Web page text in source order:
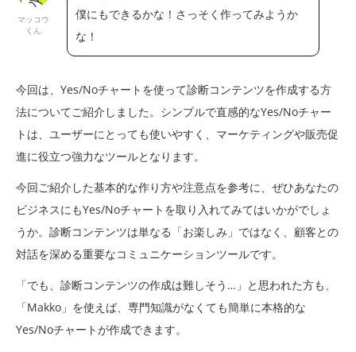
マッコウ
くん
僕にもできるかな！さっそく作ってみようか
な！
今回は、Yes/Noチャートを使って診断コンテンツを作成する方
法についてご紹介しました。シンプルで直感的なYes/Noチャー
トは、ユーザーにとっても使いやすく、マーケティングや販売促
進に役立つ強力なツールとなります。
今回ご紹介した基本的な作り方や注意点を参考に、ぜひあなたの
ビジネスにもYes/Noチャートを取り入れてみてはいかがでしょ
うか。診断コンテンツは単なる「お楽しみ」ではなく、顧客との
対話を深める重要なコミュニケーションツールです。
「でも、診断コンテンツの作成は難しそう…」と思われた方も、
「Makko」を使えば、専門知識がなくても簡単に本格的な
Yes/Noチャートが作成できます。